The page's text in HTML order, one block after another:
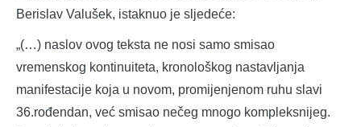
Berislav Valušek, istaknuo je sljedeće:
„(…) naslov ovog teksta ne nosi samo smisao
vremenskog kontinuiteta, kronološkog nastavljanja
manifestacije koja u novom, promijenjenom ruhu slavi
36.rođendan, već smisao nečeg mnogo kompleksnijeg.